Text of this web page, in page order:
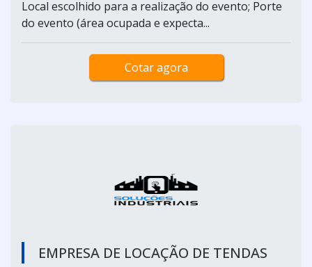
Local escolhido para a realização do evento; Porte
do evento (área ocupada e expecta...
Cotar agora
EMPRESA DE LOCAÇÃO DE TENDAS